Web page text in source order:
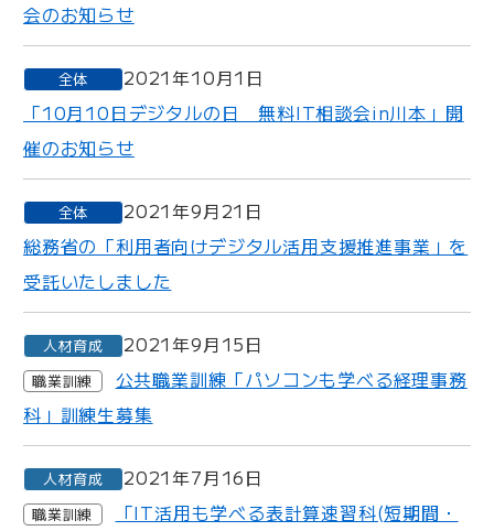
会のお知らせ
全体
2021年10月1日
「10月10日デジタルの日 無料IT相談会in川本」開
催のお知らせ
全体
2021年9月21日
総務省の「利用者向けデジタル活用支援推進事業」を
受託いたしました
人材育成 2021年9月15日
職業訓練
公共職業訓練「パソコンも学べる経理事務
科」訓練生募集
人材育成 2021年7月16日
職業訓練
「IT活用も学べる表計算速習科(短期間・